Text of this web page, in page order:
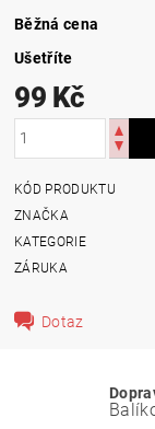
Běžná cena
Ušetříte
99 Kč
KÓD PRODUKTU
ZNAČKA
KATEGORIE
ZÁRUKA
Dotaz